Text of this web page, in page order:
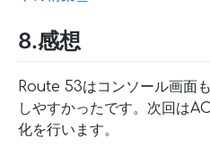
8.感想
Route 53はコンソール画面
しやすかったです。次回は
化を行います。